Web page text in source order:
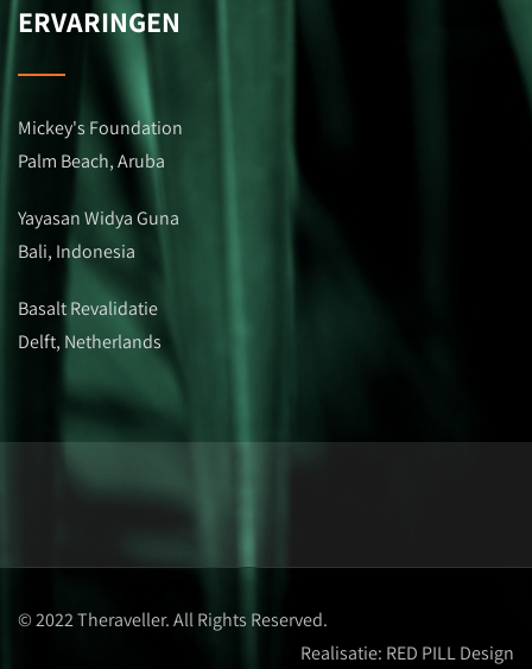
ERVARINGEN
Mickey's Foundation
Palm Beach, Aruba
Yayasan Widya Guna
Bali, Indonesia
Basalt Revalidatie
Delft, Netherlands
© 2022 Theraveller. All Rights Reserved.
Realisatie: RED PILL Design